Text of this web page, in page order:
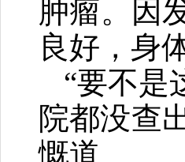
肿瘤。因
良好，身
“要不是
院都没查
慨道